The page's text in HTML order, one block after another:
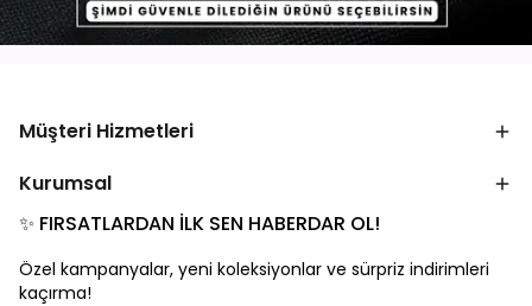
Müşteri Hizmetleri
Kurumsal
✨ FIRSATLARDAN İLK SEN HABERDAR OL!
Özel kampanyalar, yeni koleksiyonlar ve sürpriz indirimleri
kaçırma!